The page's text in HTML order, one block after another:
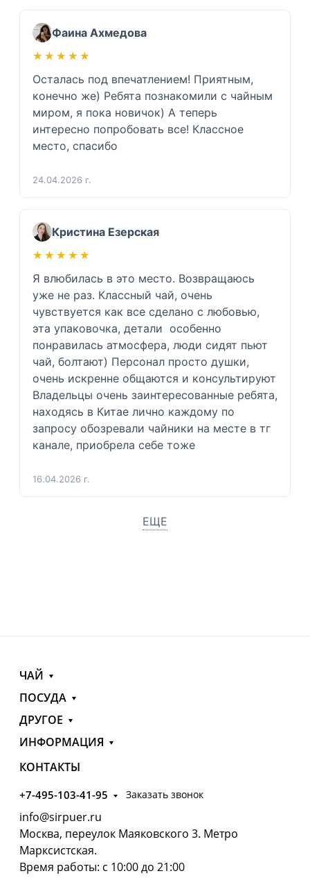
Фаина Ахмедова
★★★★★
★★★★★
Осталась под впечатлением! Приятным,
конечно же) Ребята познакомили с чайным
миром, я пока новичок) А теперь
интересно попробовать все! Классное
место, спасибо
24.04.2026 г.
Кристина Езерская
★★★★★
★★★★★
Я влюбилась в это место. Возвращаюсь
уже не раз. Классный чай, очень
чувствуется как все сделано с любовью,
эта упаковочка, детали  особенно
понравилась атмосфера, люди сидят пьют
чай, болтают) Персонал просто душки,
очень искренне общаются и консультируют
Владельцы очень заинтересованные ребята,
находясь в Китае лично каждому по
запросу обозревали чайники на месте в тг
канале, приобрела себе тоже
16.04.2026 г.
ЕЩЕ
ЧАЙ
ПОСУДА
ДРУГОЕ
ИНФОРМАЦИЯ
КОНТАКТЫ
+7-495-103-41-95 Заказать звонок
info@sirpuer.ru
Москва, переулок Маяковского 3. Метро
Марксистская.
Время работы: с 10:00 до 21:00